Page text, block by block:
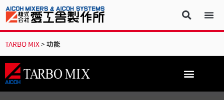
TARBO MIX> 功能